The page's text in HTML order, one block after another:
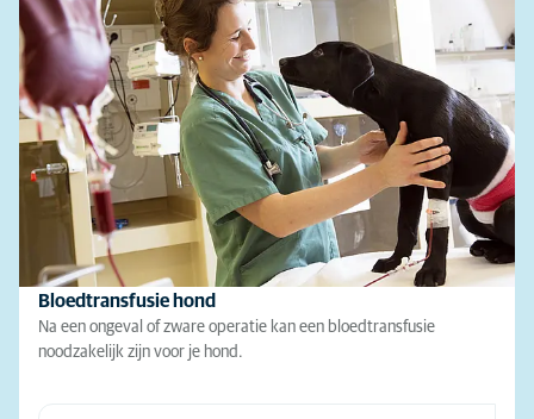
Bloedtransfusie hond
Na een ongeval of zware operatie kan een bloedtransfusie
noodzakelijk zijn voor je hond.